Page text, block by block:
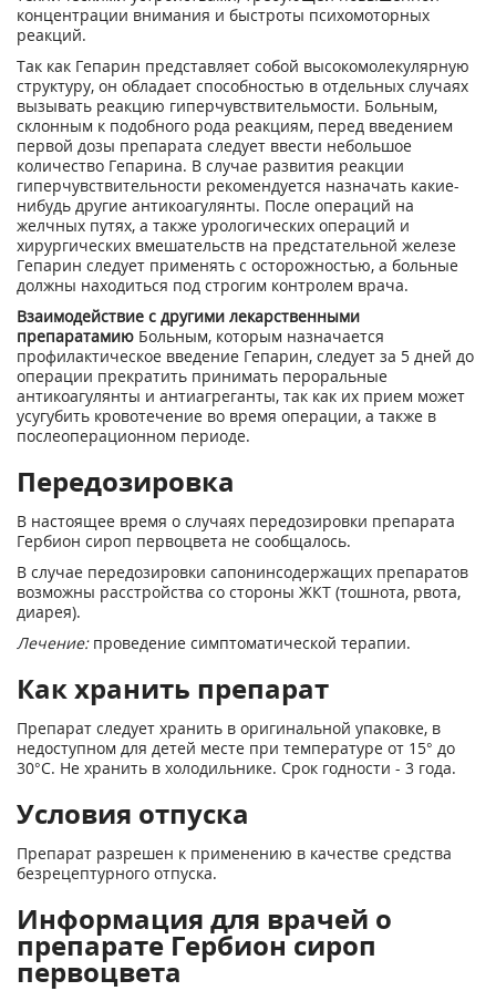
концентрации внимания и быстроты психомоторных
реакций.
Так как Гепарин представляет собой высокомолекулярную
структуру, он обладает способностью в отдельных случаях
вызывать реакцию гиперчувствительмости. Больным,
склонным к подобного рода реакциям, перед введением
первой дозы препарата следует ввести небольшое
количество Гепарина. В случае развития реакции
гиперчувствительности рекомендуется назначать какие-
нибудь другие антикоагулянты. После операций на
желчных путях, а также урологических операций и
хирургических вмешательств на предстательной железе
Гепарин следует применять с осторожностью, а больные
должны находиться под строгим контролем врача.
Взаимодействие с другими лекарственными
препаратамию Больным, которым назначается
профилактическое введение Гепарин, следует за 5 дней до
операции прекратить принимать пероральные
антикоагулянты и антиагреганты, так как их прием может
усугубить кровотечение во время операции, а также в
послеоперационном периоде.
Передозировка
В настоящее время о случаях передозировки препарата
Гербион сироп первоцвета не сообщалось.
В случае передозировки сапонинсодержащих препаратов
возможны расстройства со стороны ЖКТ (тошнота, рвота,
диарея).
Лечение: проведение симптоматической терапии.
Как хранить препарат
Препарат следует хранить в оригинальной упаковке, в
недоступном для детей месте при температуре от 15° до
30°С. Не хранить в холодильнике. Срок годности - 3 года.
Условия отпуска
Препарат разрешен к применению в качестве средства
безрецептурного отпуска.
Информация для врачей о
препарате Гербион сироп
первоцвета